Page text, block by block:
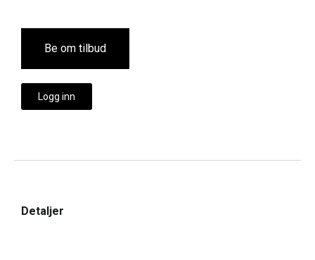
Be om tilbud
Logg inn
Detaljer